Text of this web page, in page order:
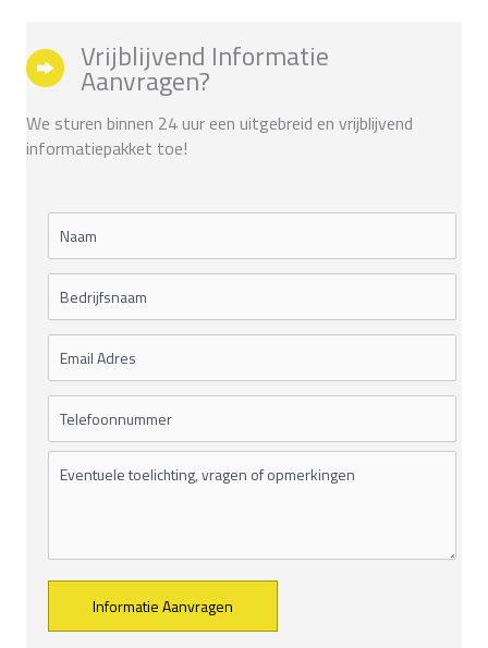
Vrijblijvend Informatie
Aanvragen?
We sturen binnen 24 uur een uitgebreid en vrijblijvend
informatiepakket toe!